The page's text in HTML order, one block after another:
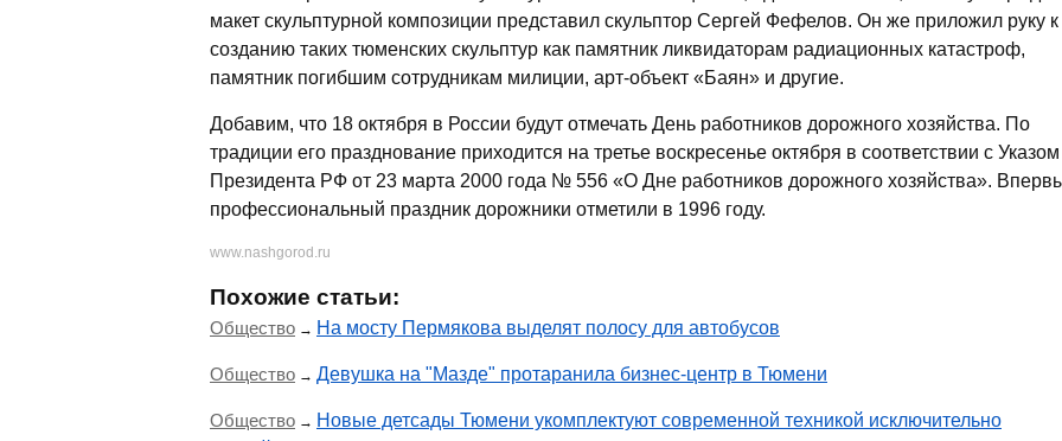
макет скульптурной композиции представил скульптор Сергей Фефелов. Он же приложил руку к
созданию таких тюменских скульптур как памятник ликвидаторам радиационных катастроф,
памятник погибшим сотрудникам милиции, арт-объект «Баян» и другие.
Добавим, что 18 октября в России будут отмечать День работников дорожного хозяйства. По
традиции его празднование приходится на третье воскресенье октября в соответствии с Указом
Президента РФ от 23 марта 2000 года № 556 «О Дне работников дорожного хозяйства».
профессиональный праздник дорожники отметили в 1996 году.
www.nashgorod.ru
Похожие статьи:
Общество → На мосту Пермякова выделят полосу для автобусов
Общество → Девушка на "Мазде" протаранила бизнес-центр в Тюмени
Общество → Новые детсады Тюмени укомплектуют современной техникой исключительно